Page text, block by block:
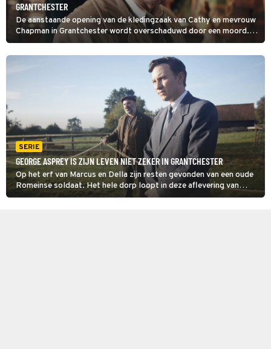
GRANTCHESTER
De aanstaande opening van de kledingzaak van Cathy en mevrouw
Chapman in Grantchester wordt overschaduwd door een moord.
Als fotograaf Tony Parker dood wordt aangetroffen, lijkt
modeontwerper Kate Ashley een logische verdachte.
SERIE
GEORGE ASPREY IS ZIJN LEVEN NIET ZEKER IN GRANTCHESTER
Op het erf van Marcus en Della zijn resten gevonden van een oude
Romeinse soldaat. Het hele dorp loopt in deze aflevering van
Grantchester warm voor wat het team archeologen hierover